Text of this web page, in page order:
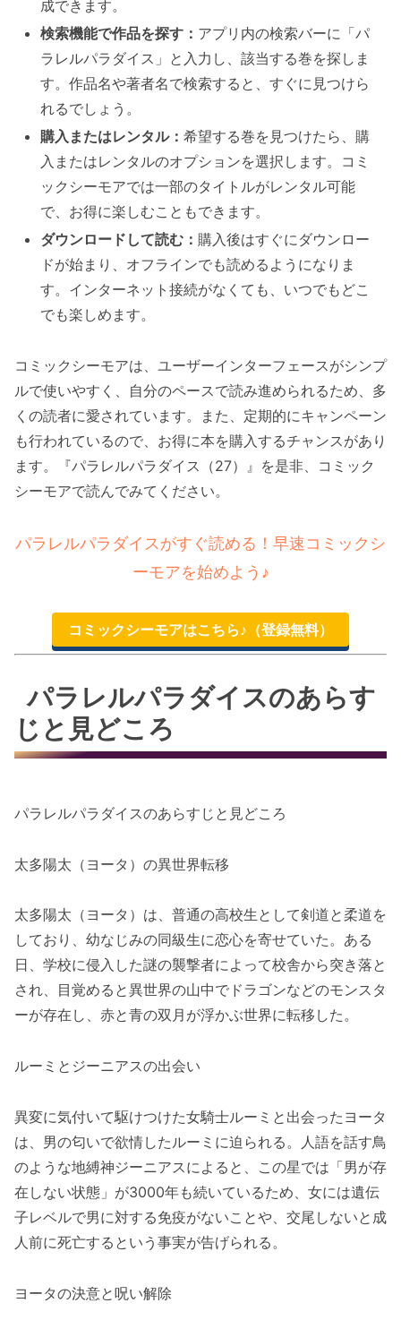
成できます。
検索機能で作品を探す： アプリ内の検索バーに「パ
ラレルパラダイス」と入力し、該当する巻を探しま
す。作品名や著者名で検索すると、すぐに見つけら
れるでしょう。
購入またはレンタル：希望する巻を見つけたら、購
入またはレンタルのオプションを選択します。コミ
ックシーモアでは一部のタイトルがレンタル可能
で、お得に楽しむこともできます。
ダウンロードして読む：購入後はすぐにダウンロー
ドが始まり、オフラインでも読めるようになりま
す。インターネット接続がなくても、いつでもどこ
でも楽しめます。
コミックシーモアは、ユーザーインターフェースがシンプ
ルで使いやすく、自分のペースで読み進められるため、多
くの読者に愛されています。また、定期的にキャンペーン
も行われているので、お得に本を購入するチャンスがあり
ます。『パラレルパラダイス（27）』を是非、コミック
シーモアで読んでみてください。
パラレルパラダイスがすぐ読める！早速コミックシ
ーモアを始めよう♪
コミックシーモアはこちら♪（登録無料）
パラレルパラダイスのあらす
じと見どころ
パラレルパラダイスのあらすじと見どころ
太多陽太（ヨータ）の異世界転移
太多陽太（ヨータ）は、普通の高校生として剣道と柔道を
しており、幼なじみの同級生に恋心を寄せていた。ある
日、学校に侵入した謎の襲撃者によって校舎から突き落と
され、目覚めると異世界の山中でドラゴンなどのモンスタ
ーが存在し、赤と青の双月が浮かぶ世界に転移した。
ルーミとジーニアスの出会い
異変に気付いて駆けつけた女騎士ルーミと出会ったヨータ
は、男の匂いで欲情したルーミに迫られる。人語を話す鳥
のような地縛神ジーニアスによると、この星では「男が存
在しない状態」が3000年も続いているため、女には遺伝
子レベルで男に対する免疫がないことや、交尾しないと成
人前に死亡するという事実が告げられる。
ヨータの決意と呪い解除